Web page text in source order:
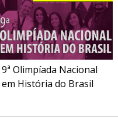
9ª Olimpíada Nacional
em História do Brasil